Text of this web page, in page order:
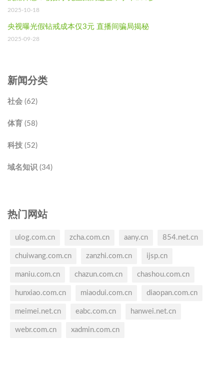
2025-10-18
央视曝光假钻戒成本仅3元 直播间骗局揭秘
2025-09-28
新闻分类
社会 (62)
体育 (58)
科技 (52)
域名知识 (34)
热门网站
ulog.com.cn zcha.com.cn aany.cn 854.net.cn
chuiwang.com.cn zanzhi.com.cn ijsp.cn
maniu.com.cn chazun.com.cn chashou.com.cn
hunxiao.com.cn miaodui.com.cn diaopan.com.cn
meimei.net.cn eabc.com.cn hanwei.net.cn
webr.com.cn xadmin.com.cn